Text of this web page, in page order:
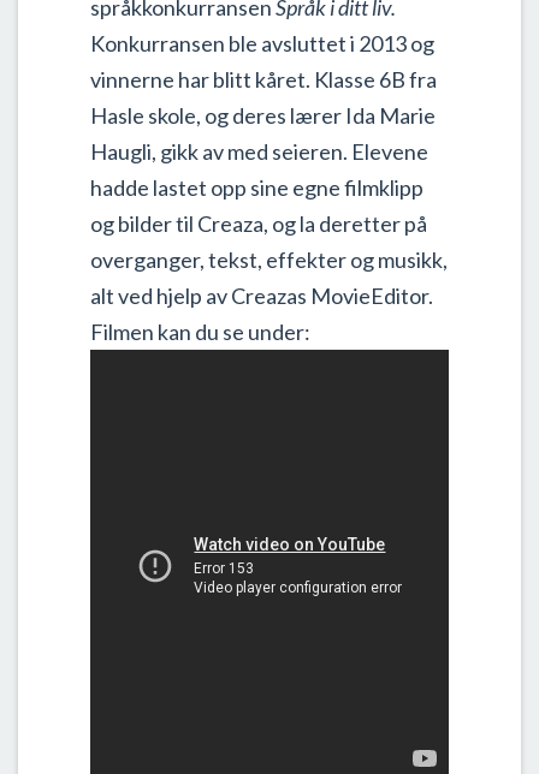
språkkonkurransenSpråk i ditt liv.
Konkurransen ble avsluttet i 2013 og
vinnerne har blitt kåret. Klasse 6B fra
Hasle skole, og deres lærer Ida Marie
Haugli, gikk av med seieren. Elevene
hadde lastet opp sine egne filmklipp
og bilder til Creaza, og la deretter på
overganger, tekst, effekter og musikk,
alt ved hjelp av Creazas MovieEditor.
Filmen kan du se under: